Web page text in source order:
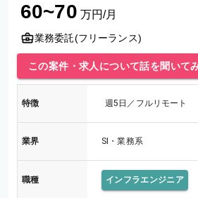
60~70 万円/月
業務委託(フリーランス)
この案件・求人について話を聞いて
特徴 週5日／フルリモート
業界 SI・業務系
職種 インフラエンジニア